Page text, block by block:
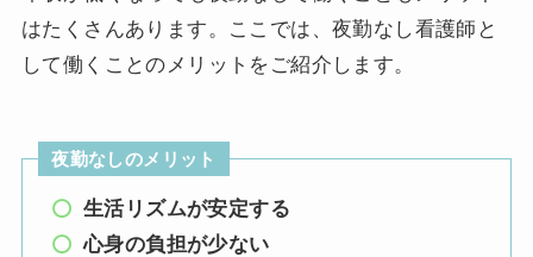
はたくさんあります。ここでは、夜勤なし看護師と
して働くことのメリットをご紹介します。
夜勤なしのメリット
生活リズムが安定する
心身の負担が少ない